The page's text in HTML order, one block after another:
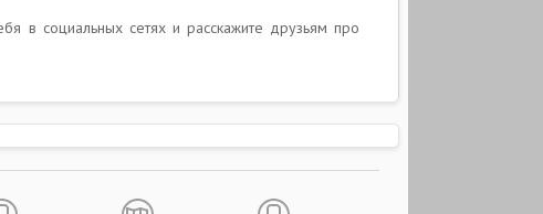
в социальных сетях и расскажите друзьям про